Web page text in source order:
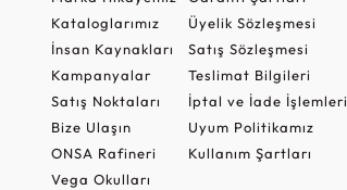
Kataloglarımız
İnsan Kaynakları
Kampanyalar
Satış Noktaları
Bize Ulaşın
ONSA Rafineri
Vega Okulları
Üyelik Sözleşmesi
Satış Sözleşmesi
Teslimat Bilgileri
İptal ve İade İşlemleri
Uyum Politikamız
Kullanım Şartları